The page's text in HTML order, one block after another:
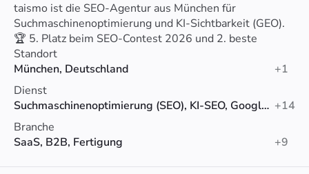
taismo ist die SEO-Agentur aus München für
Suchmaschinenoptimierung und KI-Sichtbarkeit (GEO).
🏆 5. Platz beim SEO-Contest 2026 und 2. beste
Agentur Münchens (Agenturtipp).
Standort
München, Deutschland
+1
Dienst
Suchmaschinenoptimierung (SEO), KI-SEO, Google-Anzeigen +14
Branche
SaaS, B2B, Fertigung
+9